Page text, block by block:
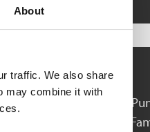
About
traffic. We also share
may combine it with
ERSTELLEN
müssen Sie nur zwei
wählen den richtigen